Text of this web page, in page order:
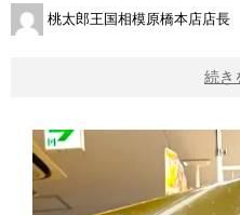
桃太郎王国相模原橋本店店長
続き